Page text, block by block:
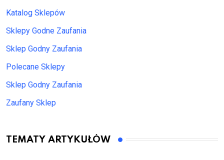
Katalog Sklepów
Sklepy Godne Zaufania
Sklep Godny Zaufania
Polecane Sklepy
Sklep Godny Zaufania
Zaufany Sklep
TEMATY ARTYKUŁÓW